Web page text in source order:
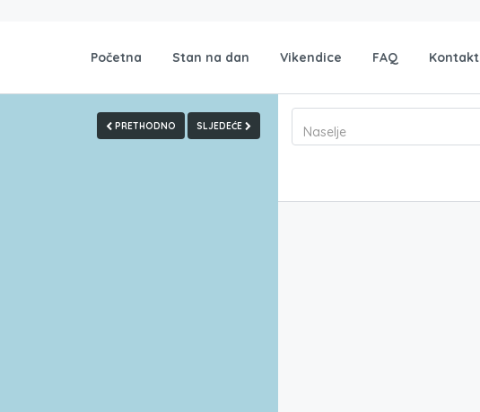
Početna Stan na dan Vikendice FAQ Kontakt
PRETHODNO SLJEDEĆE Naselje